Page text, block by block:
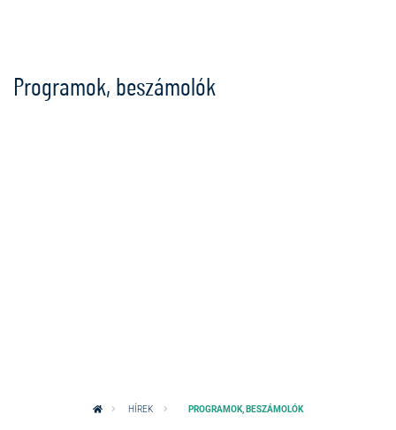
Programok, beszámolók
HÍREK PROGRAMOK, BESZÁMOLÓK